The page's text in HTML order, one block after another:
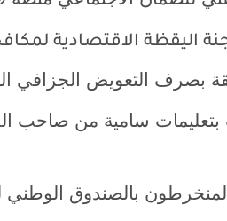
اليقظة الاقتصادية
بصرف التعويض الجزافي
سامية من صاحب
بالصندوق الوطني